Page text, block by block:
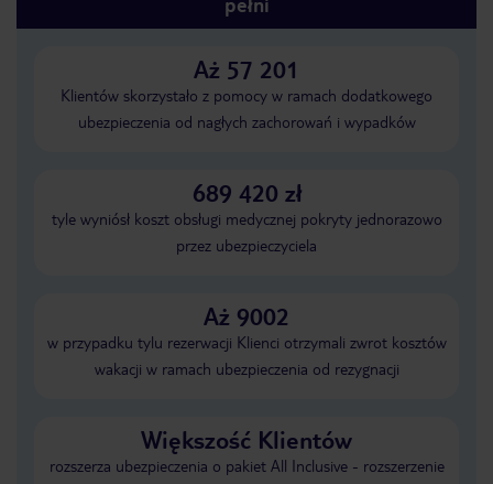
Aż 57 201
Klientów skorzystało z pomocy w ramach dodatkowego
ubezpieczenia od nagłych zachorowań i wypadków
689 420 zł
tyle wyniósł koszt obsługi medycznej pokryty jednorazowo
przez ubezpieczyciela
Aż 9002
w przypadku tylu rezerwacji Klienci otrzymali zwrot kosztów
wakacji w ramach ubezpieczenia od rezygnacji
Większość Klientów
rozszerza ubezpieczenia o pakiet All Inclusive - rozszerzenie